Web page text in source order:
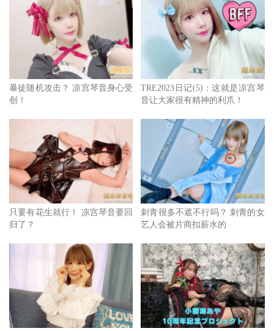
病：
・双极性障碍（躁郁症）
・恐慌症
・离人症（感觉自己像旁观者一样的症状）
・焦虑障碍
・失眠症
自己写出来都觉得有点可怕，
但希望大家能明白，
即使是这样的状态，我也还是努力地活着。
暴徒随机攻击？ 凉宫琴音身心受
创！
TRE2023日记(5)：这就是凉宫琴
音让大家很有精神的利爪！
只要有花生就行！ 凉宫琴音要回
归了？
刺青很多不遮不行吗？ 刺青的女
艺人会被片商扣薪水的